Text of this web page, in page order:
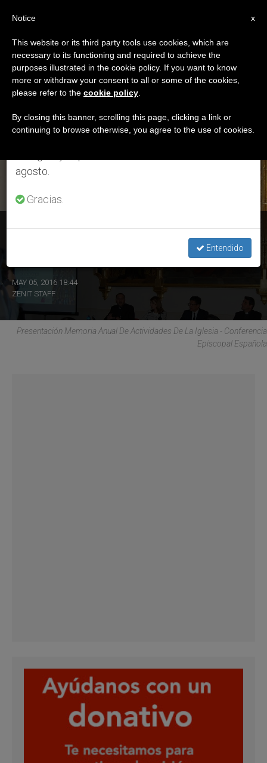
ETIQUETA
Posts Tagged
‘Xtantos’
ÚLTIMAS NOTICIAS
España: El patrimonio de la Iglesia da riqueza a toda la
MAY 05, 2016 18:44
ZENIT STAFF
Presentación Memoria Anual De Actividades De La Iglesia - Conferencia
Episcopal Española
×
Aviso importante
Del 27 de julio al 7 de agosto haremos la pausa
anual, aprovechando que en el periodo de verano
se generan menos informaciones y también el
agosto.
Gracias.
Entendido
x
Notice
This website or its third party tools use cookies, which are
necessary to its functioning and required to achieve the
purposes illustrated in the cookie policy. If you want to know
more or withdraw your consent to all or some of the cookies,
please refer to the cookie policy
By closing this banner, scrolling this page, clicking a link or
continuing to browse otherwise, you agree to the use of cookies.